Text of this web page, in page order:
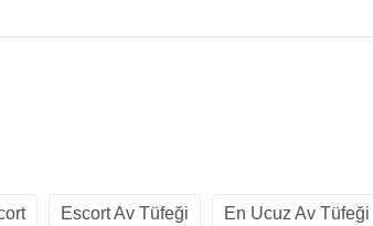
Escort Av Tüfeği En Ucuz Av Tüfeği